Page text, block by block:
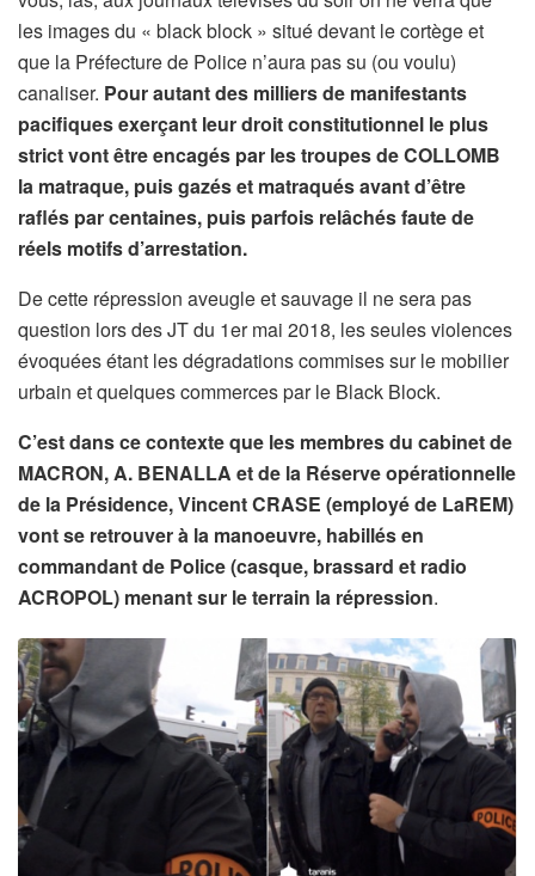
les images du « black block » situé devant le cortège et
que la Préfecture de Police n’aura pas su (ou voulu)
canaliser. Pour autant des milliers de manifestants
pacifiques exerçant leur droit constitutionnel le plus
strict vont êtreencagés par les troupes de COLLOMB
la matraque, puis gazés et matraqués avant d’être
raflés par centaines, puis parfois relâchés faute de
réels motifs d’arrestation.
De cette répression aveugle et sauvage il ne sera pas
question lors des JT du 1er mai 2018, les seules violences
évoquées étant les dégradations commises sur le mobilier
urbain et quelques commerces par le Black Block.
C’est dans ce contexte que les membres du cabinet de
MACRON, A. BENALLA et de la Réserve opérationnelle
de la Présidence, Vincent CRASE (employé de LaREM)
vont se retrouver à la manoeuvre, habillés en
commandant de Police (casque, brassard et radio
ACROPOL) menant sur le terrain la répression.